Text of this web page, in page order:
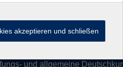
12 Uhr
12 Uhr
Frgeschlossen
und allgemeine
akzeptieren und schließen